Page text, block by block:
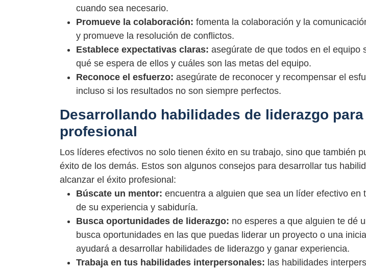
cuando sea necesario.
Promueve la colaboración: fomenta la colaboración y la
y promueve la resolución de conflictos.
Establece expectativas claras: asegúrate de que todos en el equipo
qué se espera de ellos y cuáles son las metas del equipo.
Reconoce el esfuerzo: asegúrate de reconocer y recompensar el
incluso si los resultados no son siempre perfectos.
Desarrollando habilidades de liderazgo
profesional
Los líderes efectivos no solo tienen éxito en su trabajo, sino que también
éxito de los demás. Estos son algunos consejos para desarrollar tus
alcanzar el éxito profesional:
Búscate un mentor: encuentra a alguien que sea un líder efectivo en
de su experiencia y sabiduría.
Busca oportunidades de liderazgo: no esperes a que alguien te dé
busca oportunidades en las que puedas liderar un proyecto o una
ayudará a desarrollar habilidades de liderazgo y ganar experiencia.
Trabaja en tus habilidades interpersonales: las habilidades